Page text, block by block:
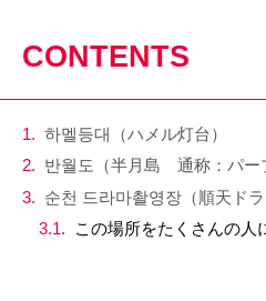
CONTENTS
하멜등대（ハメル灯台）
반월도（半月島 通称：パー
순천 드라마촬영장（順天ドラ
この場所をたくさんの人